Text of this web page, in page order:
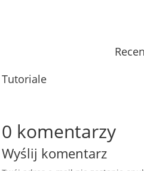
Tutoriale
0 komentarzy
Wyślij komentarz